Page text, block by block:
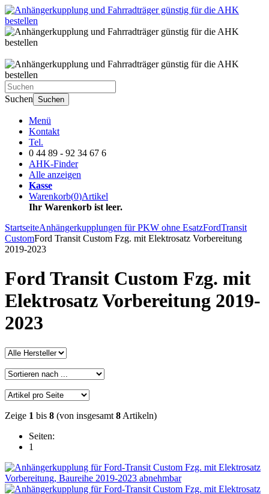
Suchen Suchen
Menü
Kontakt
Tel.
0 44 89 - 92 34 67 6
AHK-Finder
Alle anzeigen
Kasse
Warenkorb(0)Artikel
Ihr Warenkorb ist leer.
StartseiteAnhängerkupplungen für PKW ohne EsatzFordTransit
CustomFord Transit Custom Fzg. mit Elektrosatz Vorbereitung
2019-2023
Ford Transit Custom Fzg. mit
Elektrosatz Vorbereitung 2019-
2023
Zeige 1 bis 8 (von insgesamt 8 Artikeln)
Seiten:
1